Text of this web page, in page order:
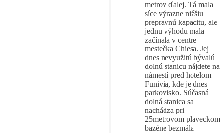
metrov ďalej. Tá mala
síce výrazne nižšiu
prepravnú kapacitu, ale
jednu výhodu mala –
začínala v centre
mestečka Chiesa. Jej
dnes nevyužitú bývalú
dolnú stanicu nájdete na
námestí pred hotelom
Funivia, kde je dnes
parkovisko. Súčasná
dolná stanica sa
nachádza pri
25metrovom plaveckom
bazéne bezmála